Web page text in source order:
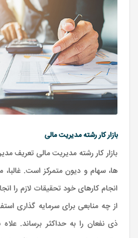
بازار کار رشته مدیریت مالی
بازار کار رشته مدیریت مالی تعریف
ها، سهام و دیون متمرکز است. غالبا،
انجام کارهای خود تحقیقات لازم را
از چه منابعی برای سرمایه گذاری
ذی نفعان را به حداکثر برساند. علاه